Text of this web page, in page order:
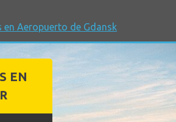
en Aeropuerto de Gdansk
EN